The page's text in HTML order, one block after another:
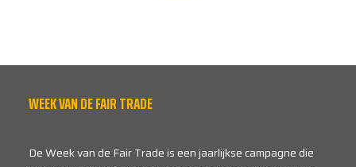
WEEK VAN DE FAIR TRADE
De Week van de Fair Trade is een jaarlijkse campagne die